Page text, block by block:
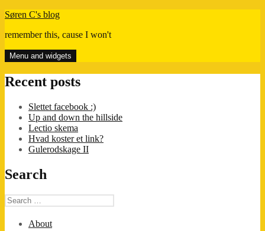
Skip
content
Søren C's blog
remember this, cause I won't
Menu and widgets
Recent posts
Slettet facebook :)
Up and down the hillside
Lectio skema
Hvad koster et link?
Gulerodskage II
Search
Search
for:
About